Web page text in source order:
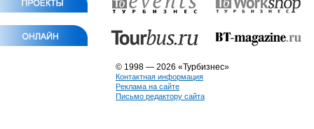
© 1998 — 2026 «Турбизнес»
Контактная информация
Реклама на сайте
Письмо редактору сайта